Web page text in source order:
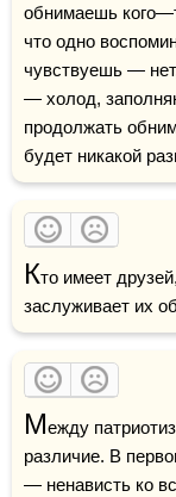
обнимаешь
что одно
чувствуешь —
— холод,
продолжать
будет никакой
Кто имеет
заслуживает их
Между
различие. В
— ненависть ко